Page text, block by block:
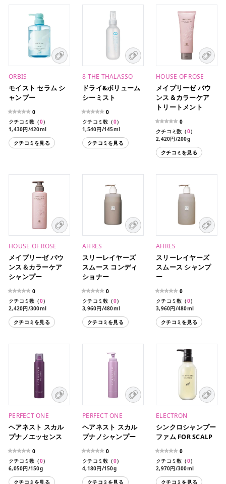
ORBIS
モイスト セラム シ
ャンプー
0
クチコミ数（0）
1,430円/420ml
1,210円/420ml（レフィ
ル）クチコミを見る
8 THE THALASSO
ドライ&ボリューム
シーミスト
0
クチコミ数（0）
1,540円/145ml
クチコミを見る
HOUSE OF ROSE
メイプリーゼ バウ
ンス＆カラーケア
トリートメント
0
クチコミ数（0）
2,420円/200g
110円/10ml+10g（各1回
分）クチコミを見る
HOUSE OF ROSE
メイプリーゼ バウ
ンス＆カラーケア
シャンプー
0
クチコミ数（0）
2,420円/300ml
3,960円/580ml（レフィ
ル）クチコミを見る
AHRES
スリーレイヤーズ
スムース コンディ
ショナー
0
クチコミ数（0）
3,960円/480ml
クチコミを見る
AHRES
スリーレイヤーズ
スムース シャンプ
ー
0
クチコミ数（0）
3,960円/480ml
クチコミを見る
PERFECT ONE
ヘアネスト スカル
プナノエッセンス
0
クチコミ数（0）
6,050円/150g
クチコミを見る
PERFECT ONE
ヘアネスト スカル
プナノシャンプー
0
クチコミ数（0）
4,180円/150g
クチコミを見る
ELECTRON
シンクロシャンプー
ファム FOR SCALP
0
クチコミ数（0）
2,970円/300ml
クチコミを見る